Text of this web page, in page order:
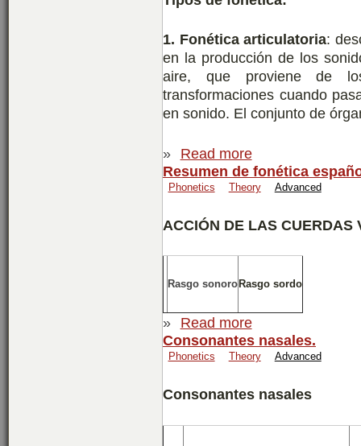
1. Fonética articulatoria:
en la producción de los
aire, que proviene de
transformaciones cuando
en sonido. El conjunto de
»
Read more
Resumen de fonética
Phonetics Theory Advanced
ACCIÓN DE LAS CUERDAS
Rasgo sonoro Rasgo sordo
»
Read more
Consonantes nasales.
Phonetics Theory Advanced
Consonantes nasales